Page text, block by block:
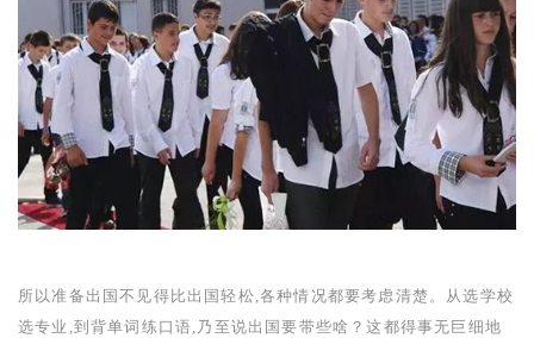
所以准备出国不见得比出国轻松,各种情况都要考虑清楚。从选学校
选专业,到背单词练口语,乃至说出国要带些啥？这都得事无巨细地